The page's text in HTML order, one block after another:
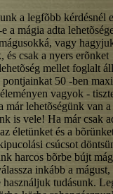
a legfõbb kérdésnél
a mágia adta
vagy
és csak a nyers erõnket
mellet foglalt
50 -ben
vagyok -
már lehetõségünk van
is vele! Ha már csak
életünket és a
csúcsot
harcos bõrbe bújt
inkább a mágust,
tudásunk.